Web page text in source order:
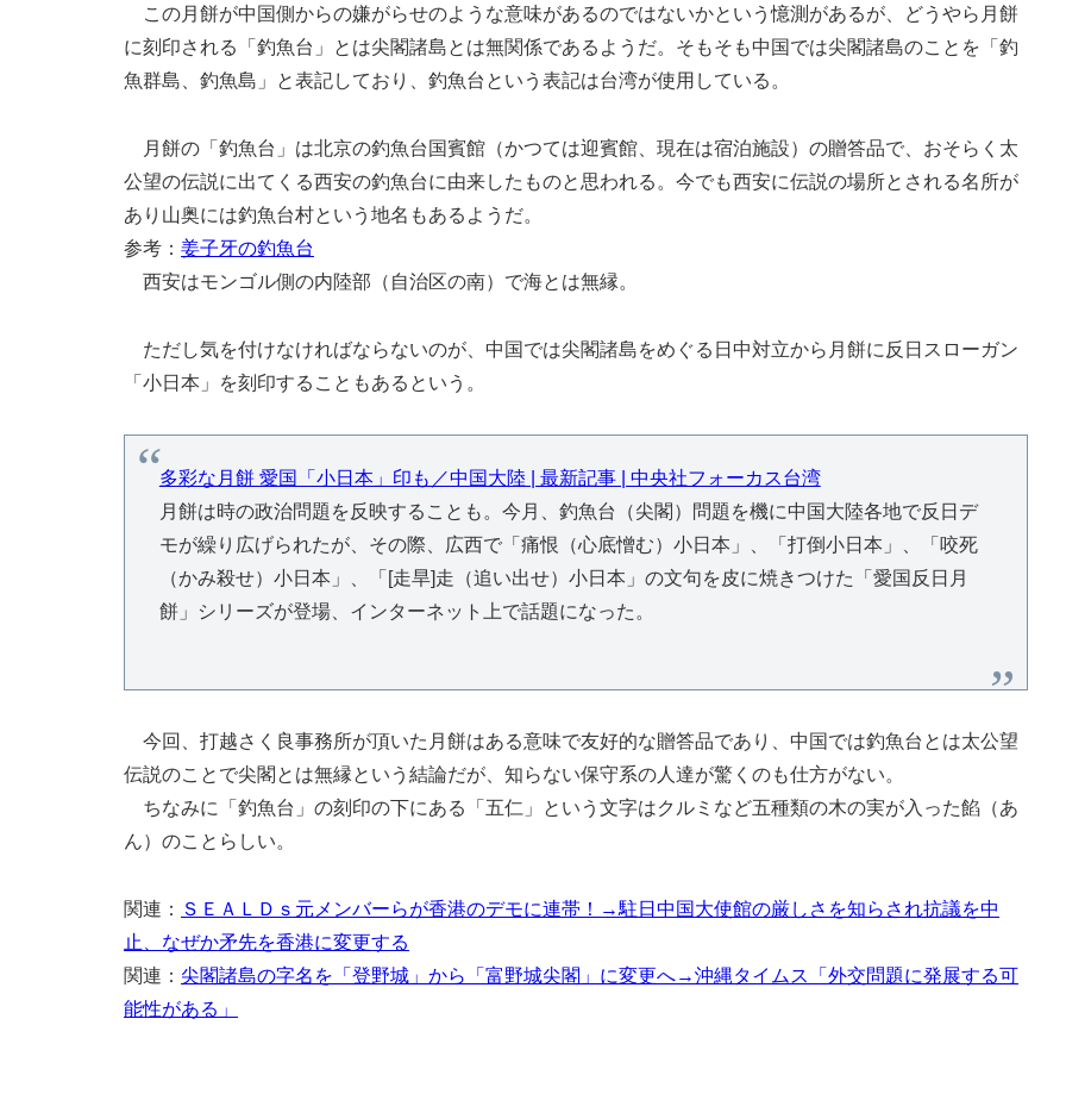
この月餅が中国側からの嫌がらせのような意味があるのではないかという憶測があるが、どうやら月餅
に刻印される「釣魚台」とは尖閣諸島とは無関係であるようだ。そもそも中国では尖閣諸島のことを「釣
魚群島、釣魚島」と表記しており、釣魚台という表記は台湾が使用している。
月餅の「釣魚台」は北京の釣魚台国賓館（かつては迎賓館、現在は宿泊施設）の贈答品で、おそらく太
公望の伝説に出てくる西安の釣魚台に由来したものと思われる。今でも西安に伝説の場所とされる名所が
あり山奥には釣魚台村という地名もあるようだ。
参考： 姜子牙の釣魚台
西安はモンゴル側の内陸部（自治区の南）で海とは無縁。
ただし気を付けなければならないのが、中国では尖閣諸島をめぐる日中対立から月餅に反日スローガン
「小日本」を刻印することもあるという。
多彩な月餅 愛国「小日本」印も／中国大陸 | 最新記事 | 中央社フォーカス台湾
月餅は時の政治問題を反映することも。今月、釣魚台（尖閣）問題を機に中国大陸各地で反日デ
モが繰り広げられたが、その際、広西で「痛恨（心底憎む）小日本」、「打倒小日本」、「咬死
（かみ殺せ）小日本」、「[走旱]走（追い出せ）小日本」の文句を皮に焼きつけた「愛国反日月
餅」シリーズが登場、インターネット上で話題になった。
今回、打越さく良事務所が頂いた月餅はある意味で友好的な贈答品であり、中国では釣魚台とは太公望
伝説のことで尖閣とは無縁という結論だが、知らない保守系の人達が驚くのも仕方がない。
ちなみに「釣魚台」の刻印の下にある「五仁」という文字はクルミなど五種類の木の実が入った餡（あ
ん）のことらしい。
関連：
ＳＥＡＬＤｓ元メンバーらが香港のデモに連帯！→駐日中国大使館の厳しさを知らされ抗議を中
止、なぜか矛先を香港に変更する
関連： 尖閣諸島の字名を「登野城」から「富野城尖閣」に変更へ→沖縄タイムス「外交問題に発展する可
能性がある」